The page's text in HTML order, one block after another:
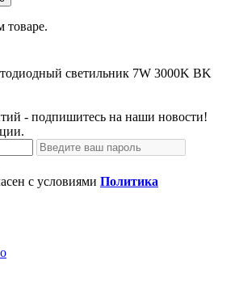
товаре.
светильник 7W 3000K BK
- подпишитесь на наши новости!
с условиями Политика